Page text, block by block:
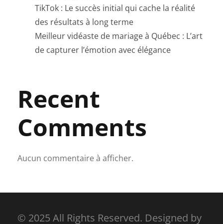
TikTok : Le succès initial qui cache la réalité
des résultats à long terme
Meilleur vidéaste de mariage à Québec : L’art
de capturer l’émotion avec élégance
Recent
Comments
Aucun commentaire à afficher.
© 2025 All Rights Reserved. Designed by